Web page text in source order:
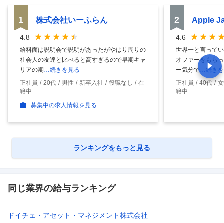
1 株式会社いーふらん
4.8
給料面は説明会で説明があったがやはり周りの
社会人の友達と比べると高すぎるので早期キャ
リアの期…続きを見る
正社員
20代 男性 新卒入社 役職なし
在
籍中
募集中の求人情報を見る
2 Apple
4.6
世界一と言って
オファーをもら
ー気分で…続き
正社員
40代
籍中
ランキングをもっと見る
同じ業界の給与ランキング
ドイチェ・アセット・マネジメント株式会社